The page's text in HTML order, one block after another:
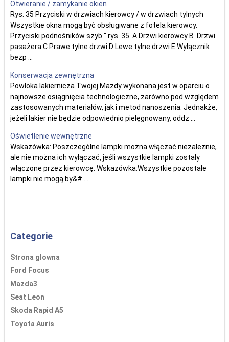
Otwieranie / zamykanie okien
Rys. 35 Przyciski w drzwiach kierowcy / w drzwiach tylnych
Wszystkie okna mogą być obsługiwane z fotela kierowcy.
Przyciski podnośników szyb " rys. 35. A Drzwi kierowcy B Drzwi
pasażera C Prawe tylne drzwi D Lewe tylne drzwi E Wyłącznik
bezp ...
Konserwacja zewnętrzna
Powłoka lakiernicza Twojej Mazdy wykonana jest w oparciu o
najnowsze osiągnięcia technologiczne, zarówno pod względem
zastosowanych materiałów, jak i metod nanoszenia. Jednakże,
jeżeli lakier nie będzie odpowiednio pielęgnowany, oddz ...
Oświetlenie wewnętrzne
Wskazówka: Poszczególne lampki można włączać niezależnie,
ale nie można ich wyłączać, jeśli wszystkie lampki zostały
włączone przez kierowcę. Wskazówka:Wszystkie pozostałe
lampki nie mogą by&# ...
Categorie
Strona glowna
Ford Focus
Mazda3
Seat Leon
Skoda Rapid A5
Toyota Auris